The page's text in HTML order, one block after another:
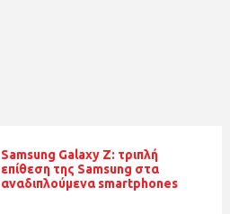
Samsung Galaxy Z: τριπλή
επίθεση της Samsung στα
αναδιπλούμενα smartphones